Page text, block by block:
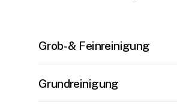
Grob- & Feinreinigung
Grundreinigung